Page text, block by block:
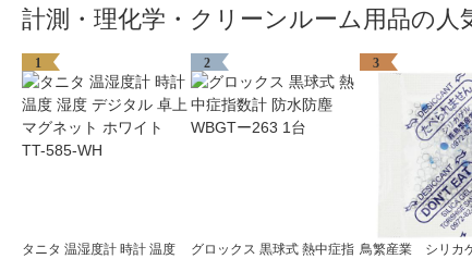
計測・理化学・クリーンルーム用品の人
1
タニタ 温湿度計 時計 温度
2
グロックス 黒球式 熱中症指
3
鳥繁産業 シリカ